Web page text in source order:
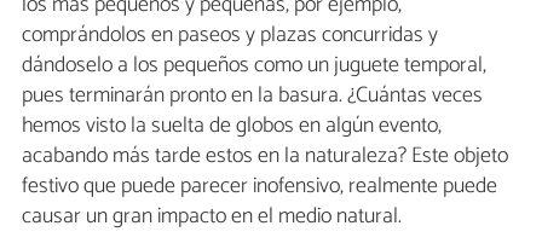
comprándolos en paseos y plazas concurridas y
dándoselo a los pequeños como un juguete temporal,
pues terminarán pronto en la basura. ¿Cuántas veces
hemos visto la suelta de globos en algún evento,
acabando más tarde estos en la naturaleza? Este objeto
festivo que puede parecer inofensivo, realmente puede
causar un gran impacto en el medio natural.